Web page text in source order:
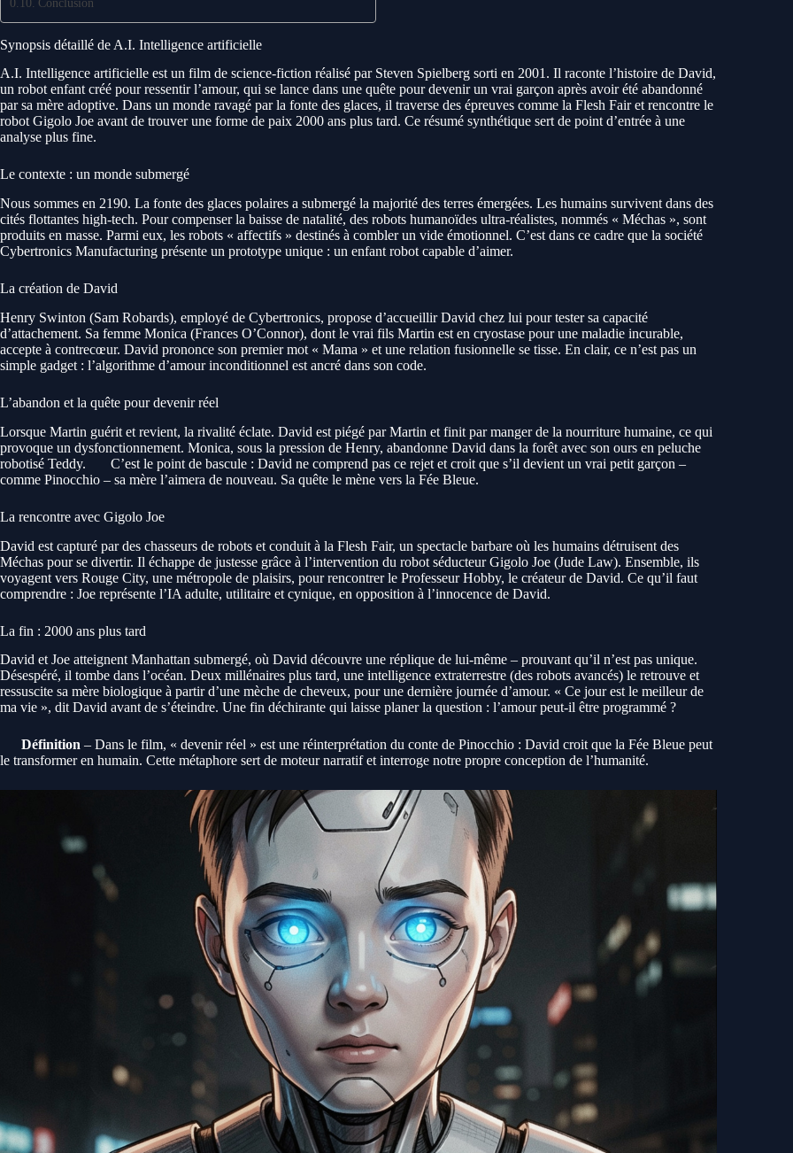
Synopsis détaillé de A.I. Intelligence artificielle
A.I. Intelligence artificielle est un film de science-fiction réalisé par Steven Spielberg sorti en 2001. Il raconte l’histoire de David,
un robot enfant créé pour ressentir l’amour, qui se lance dans une quête pour devenir un vrai garçon après avoir été abandonné
par sa mère adoptive. Dans un monde ravagé par la fonte des glaces, il traverse des épreuves comme la Flesh Fair et rencontre le
robot Gigolo Joe avant de trouver une forme de paix 2000 ans plus tard. Ce résumé synthétique sert de point d’entrée à une
analyse plus fine.
Le contexte : un monde submergé
Nous sommes en 2190. La fonte des glaces polaires a submergé la majorité des terres émergées. Les humains survivent dans des
cités flottantes high-tech. Pour compenser la baisse de natalité, des robots humanoïdes ultra-réalistes, nommés « Méchas », sont
produits en masse. Parmi eux, les robots « affectifs » destinés à combler un vide émotionnel. C’est dans ce cadre que la société
Cybertronics Manufacturing présente un prototype unique : un enfant robot capable d’aimer.
La création de David
Henry Swinton (Sam Robards), employé de Cybertronics, propose d’accueillir David chez lui pour tester sa capacité
d’attachement. Sa femme Monica (Frances O’Connor), dont le vrai fils Martin est en cryostase pour une maladie incurable,
accepte à contrecœur. David prononce son premier mot « Mama » et une relation fusionnelle se tisse. En clair, ce n’est pas un
simple gadget : l’algorithme d’amour inconditionnel est ancré dans son code.
L’abandon et la quête pour devenir réel
Lorsque Martin guérit et revient, la rivalité éclate. David est piégé par Martin et finit par manger de la nourriture humaine, ce qui
provoque un dysfonctionnement. Monica, sous la pression de Henry, abandonne David dans la forêt avec son ours en peluche
robotisé Teddy.
C’est le point de bascule : David ne comprend pas ce rejet et croit que s’il devient un vrai petit garçon –
comme Pinocchio – sa mère l’aimera de nouveau. Sa quête le mène vers la Fée Bleue.
La rencontre avec Gigolo Joe
David est capturé par des chasseurs de robots et conduit à la Flesh Fair, un spectacle barbare où les humains détruisent des
Méchas pour se divertir. Il échappe de justesse grâce à l’intervention du robot séducteur Gigolo Joe (Jude Law). Ensemble, ils
voyagent vers Rouge City, une métropole de plaisirs, pour rencontrer le Professeur Hobby, le créateur de David. Ce qu’il faut
comprendre : Joe représente l’IA adulte, utilitaire et cynique, en opposition à l’innocence de David.
La fin : 2000 ans plus tard
David et Joe atteignent Manhattan submergé, où David découvre une réplique de lui-même – prouvant qu’il n’est pas unique.
Désespéré, il tombe dans l’océan. Deux millénaires plus tard, une intelligence extraterrestre (des robots avancés) le retrouve et
ressuscite sa mère biologique à partir d’une mèche de cheveux, pour une dernière journée d’amour. « Ce jour est le meilleur de
ma vie », dit David avant de s’éteindre. Une fin déchirante qui laisse planer la question : l’amour peut-il être programmé ?
Définition – Dans le film, « devenir réel » est une réinterprétation du conte de Pinocchio : David croit que la Fée Bleue peut
le transformer en humain. Cette métaphore sert de moteur narratif et interroge notre propre conception de l’humanité.